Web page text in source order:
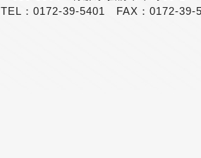
TEL：0172-39-5401 FAX：0172-39-